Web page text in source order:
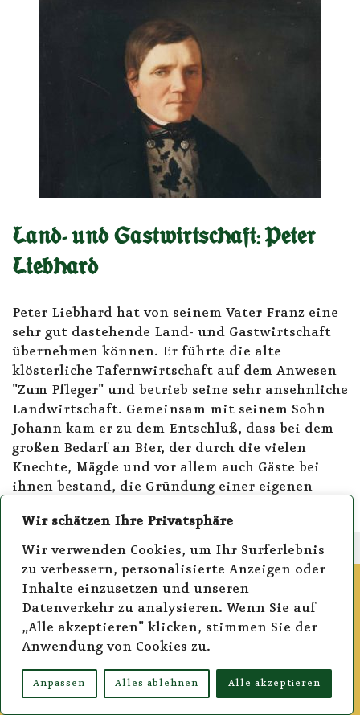
Wir schätzen Ihre Privatsphäre
Wir verwenden Cookies, um Ihr Surferlebnis
zu verbessern, personalisierte Anzeigen oder
Inhalte einzusetzen und unseren
Datenverkehr zu analysieren. Wenn Sie auf
„Alle akzeptieren" klicken, stimmen Sie der
Anwendung von Cookies zu.
Anpassen Alles ablehnen Alle akzeptieren
Land- und Gastwirtschaft: Peter
Liebhard
Peter Liebhard hat von seinem Vater Franz eine
sehr gut dastehende Land- und Gastwirtschaft
übernehmen können. Er führte die alte
klösterliche Tafernwirtschaft auf dem Anwesen
"Zum Pfleger" und betrieb seine sehr ansehnliche
Landwirtschaft. Gemeinsam mit seinem Sohn
Johann kam er zu dem Entschluß, dass bei dem
großen Bedarf an Bier, der durch die vielen
Knechte, Mägde und vor allem auch Gäste bei
ihnen bestand, die Gründung einer eigenen
Abonnieren Sie unseren Newsletter und Sie